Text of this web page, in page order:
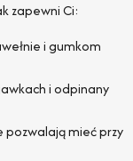
zapewni Ci:
i gumkom
i odpinany
pozwalają mieć przy